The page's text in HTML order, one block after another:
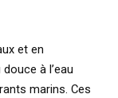
et en
à l’eau
marins. Ces